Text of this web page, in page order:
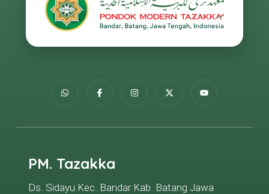
PM. Tazakka
Ds. Sidayu Kec. Bandar Kab. Batang Jawa